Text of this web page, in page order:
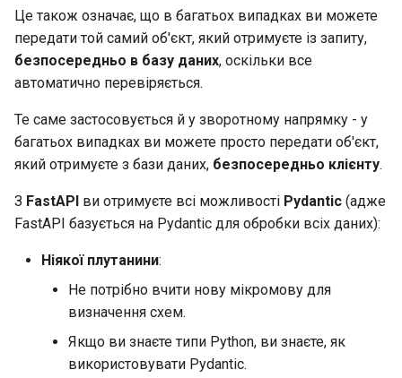
Це також означає, що в багатьох випадках ви можете
передати той самий об'єкт, який отримуєте із запиту,
безпосередньо в базу даних, оскільки все
автоматично перевіряється.
Те саме застосовується й у зворотному напрямку - у
багатьох випадках ви можете просто передати об'єкт,
який отримуєте з бази даних, безпосередньо клієнту.
З FastAPI ви отримуєте всі можливості Pydantic (адже
FastAPI базується на Pydantic для обробки всіх даних):
Ніякої плутанини:
Не потрібно вчити нову мікромову для
визначення схем.
Якщо ви знаєте типи Python, ви знаєте, як
використовувати Pydantic.